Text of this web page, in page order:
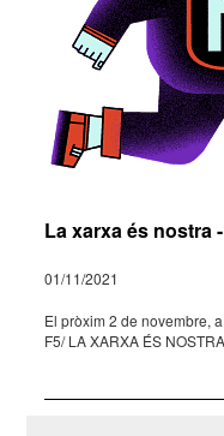
La xarxa és nostra
01/11/2021
El pròxim 2 de novem­bre,
F5/ LA XARXA ÉS